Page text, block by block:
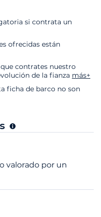
si contrata un
ofrecidas están
contrates nuestro
de la fianza más+
ficha de barco no son
valorado por un